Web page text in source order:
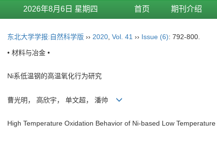
2026年8月6日 星期四 首页 期刊介绍
东北大学学报:自然科学版 ›› 2020 Vol. 41 ›› Issue (6): 792-800.
• 材料与冶金 •
Ni系低温钢的高温氧化行为研究
曹光明， 高欣宇， 单文超， 潘帅
High Temperature Oxidation Behavior of Ni-based Low Temperature